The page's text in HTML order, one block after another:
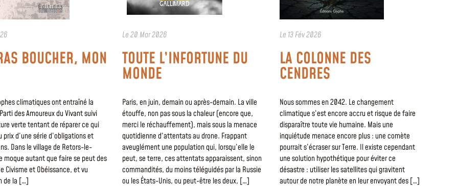
BOUCHER, MON
climatiques ont entraîné la
des Amoureux du Vivant suivi
verte tentant de réparer ce qui
prix d’une série d’obligations et
Dans le village de Retors-le-
moque autant que faire se peut des
Civisme et Obéissance, et vu
de la […]
Le20 Mar 2026
TOUTE L’INFORTUNE DU
MONDE
Paris, en juin, demain ou après-demain. La ville
étouffe, non pas sous la chaleur (encore que,
merci le réchauffement), mais sous la menace
quotidienne d’attentats au drone. Frappant
aveuglément une population qui, lorsqu’elle le
peut, se terre, ces attentats apparaissent, sinon
commandités, du moins téléguidés par la Russie
ou les États-Unis, ou peut-être les deux, […]
Le 13 Fév 2026
LA COLONNE DES
CENDRES
Nous sommes en 2042. Le changement
climatique s’est encore accru et risque de faire
disparaître toute vie humaine. Mais une
inquiétude menace encore plus : une comète
pourrait s’écraser sur Terre. Il existe cependant
une solution hypothétique pour éviter ce
désastre : utiliser les satellites qui gravitent
autour de notre planète en leur envoyant des […]